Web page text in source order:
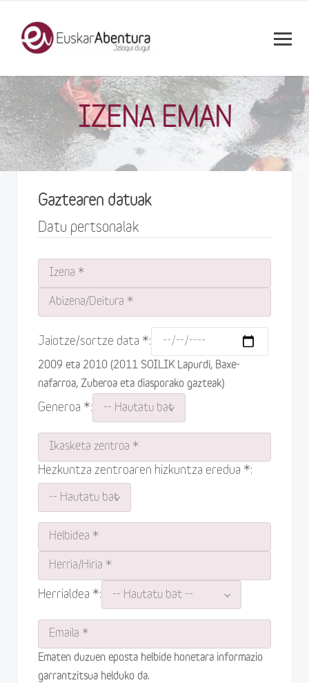
IZENA EMAN
Gaztearen datuak
Datu pertsonalak
Jaiotze/sortze data *:
2009 eta 2010 (2011 SOILIK Lapurdi, Baxe-
nafarroa, Zuberoa eta diasporako gazteak)
Generoa *:
Hezkuntza zentroaren hizkuntza eredua *:
Herrialdea *:
Ematen duzuen eposta helbide honetara informazio
garrantzitsua helduko da.